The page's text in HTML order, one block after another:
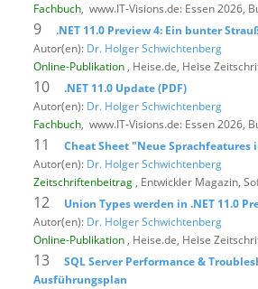
Fachbuch, www.IT-Visions.de: Essen 2026,
9
.NET 11.0 Preview 4: Ein bunter
Autor(en): Dr. Holger Schwichtenberg
Online-Publikation , Heise.de, Heise
10
.NET 11.0 Update (PDF)
Autor(en): Dr. Holger Schwichtenberg
Fachbuch, www.IT-Visions.de: Essen 2026,
11
Cheat Sheet "Neue Sprachfeatures
Autor(en): Dr. Holger Schwichtenberg
Zeitschriftenbeitrag , Entwickler Magazin,
12
Union Types werden in .NET 11.0
Autor(en): Dr. Holger Schwichtenberg
Online-Publikation , Heise.de, Heise
13
SQL Server Performance &
Ausführungsplan